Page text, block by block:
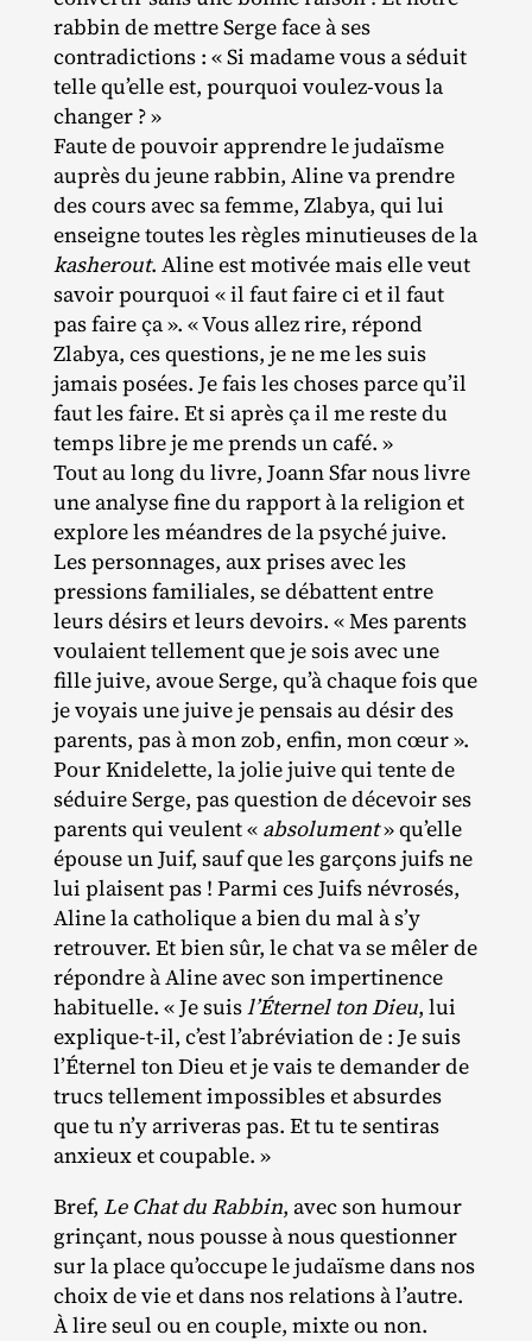
rabbin de mettre Serge face à ses
contradictions : « Si madame vous a séduit
telle qu’elle est, pourquoi voulez‐​vous la
changer ? »
Faute de pouvoir apprendre le judaïsme
auprès du jeune rabbin, Aline va prendre
des cours avec sa femme, Zlabya, qui lui
enseigne toutes les règles minutieuses de la
kasherout. Aline est motivée mais elle veut
savoir pourquoi « il faut faire ci et il faut
pas faire ça ». « Vous allez rire, répond
Zlabya, ces questions, je ne me les suis
jamais posées. Je fais les choses parce qu’il
faut les faire. Et si après ça il me reste du
temps libre je me prends un café. »
Tout au long du livre, Joann Sfar nous livre
une analyse fine du rapport à la religion et
explore les méandres de la psyché juive.
Les personnages, aux prises avec les
pressions familiales, se débattent entre
leurs désirs et leurs devoirs. « Mes parents
voulaient tellement que je sois avec une
fille juive, avoue Serge, qu’à chaque fois que
je voyais une juive je pensais au désir des
parents, pas à mon zob, enfin, mon cœur ».
Pour Knidelette, la jolie juive qui tente de
séduire Serge, pas question de décevoir ses
parents qui veulent «absolument» qu’elle
épouse un Juif, sauf que les garçons juifs ne
lui plaisent pas ! Parmi ces Juifs névrosés,
Aline la catholique a bien du mal à s’y
retrouver. Et bien sûr, le chat va se mêler de
répondre à Aline avec son impertinence
habituelle. « Je suisl’Éternel ton Dieu, lui
explique‐​t‐​il, c’est l’abréviation de : Je suis
l’Éternel ton Dieu et je vais te demander de
trucs tellement impossibles et absurdes
que tu n’y arriveras pas. Et tu te sentiras
anxieux et coupable. »
Bref, Le Chat du Rabbin, avec son humour
grinçant, nous pousse à nous questionner
sur la place qu’occupe le judaïsme dans nos
choix de vie et dans nos relations à l’autre.
À lire seul ou en couple, mixte ou non.